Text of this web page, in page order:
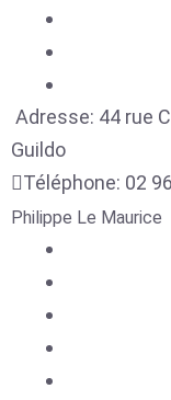
Adresse: 44 rue
Guildo
Téléphone: 02
Philippe Le Maurice